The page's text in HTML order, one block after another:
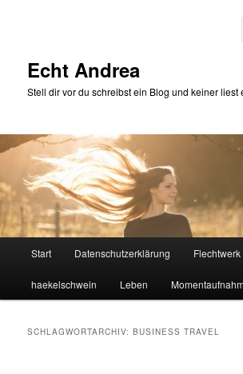
Echt Andrea
Stell dir vor du schreibst ein Blog und keiner liest
Start Datenschutzerklärung Flechtwerk
haekelschwein Leben
SCHLAGWORTARCHIV:BUSINESS TRAVEL